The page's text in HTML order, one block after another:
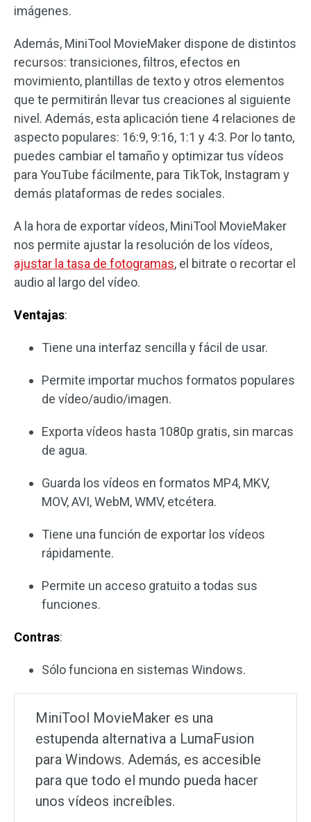
imágenes.
Además, MiniTool MovieMaker dispone de distintos
recursos: transiciones, filtros, efectos en
movimiento, plantillas de texto y otros elementos
que te permitirán llevar tus creaciones al siguiente
nivel. Además, esta aplicación tiene 4 relaciones de
aspecto populares: 16:9, 9:16, 1:1 y 4:3. Por lo tanto,
puedes cambiar el tamaño y optimizar tus vídeos
para YouTube fácilmente, para TikTok, Instagram y
demás plataformas de redes sociales.
A la hora de exportar vídeos, MiniTool MovieMaker
nos permite ajustar la resolución de los vídeos,
ajustar la tasa de fotogramas, el bitrate o recortar el
audio al largo del vídeo.
Ventajas:
Tiene una interfaz sencilla y fácil de usar.
Permite importar muchos formatos populares
de vídeo/audio/imagen.
Exporta vídeos hasta 1080p gratis, sin marcas
de agua.
Guarda los vídeos en formatos MP4, MKV,
MOV, AVI, WebM, WMV, etcétera.
Tiene una función de exportar los vídeos
rápidamente.
Permite un acceso gratuito a todas sus
funciones.
Contras:
Sólo funciona en sistemas Windows.
MiniTool MovieMaker es una
estupenda alternativa a LumaFusion
para Windows. Además, es accesible
para que todo el mundo pueda hacer
unos vídeos increíbles.